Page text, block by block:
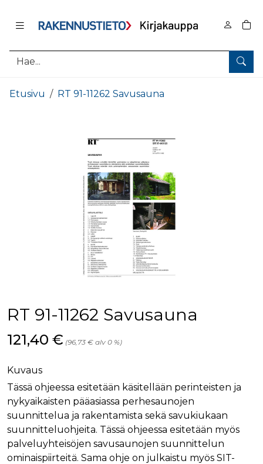
Hae
0
Etusivu RT 91-11262 Savusauna
RT 91-11262 Savusauna
Hinta nyt
121,40 € (96,73 € alv 0 %)
Kuvaus
Tässä ohjeessa esitetään käsitellään perinteisten ja
nykyaikaisten pääasiassa perhesaunojen
suunnittelua ja rakentamista sekä savukiukaan
suunnitteluohjeita. Tässä ohjeessa esitetään myös
palveluyhteisöjen savusaunojen suunnittelun
ominaispiirteitä. Sama ohje on julkaistu myös SIT-